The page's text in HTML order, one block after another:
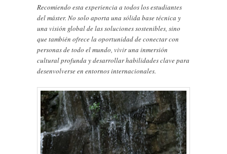
Recomiendo esta experiencia a todos los estudiantes
del máster. No solo aporta una sólida base técnica y
una visión global de las soluciones sostenibles, sino
que también ofrece la oportunidad de conectar con
personas de todo el mundo, vivir una inmersión
cultural profunda y desarrollar habilidades clave para
desenvolverse en entornos internacionales.